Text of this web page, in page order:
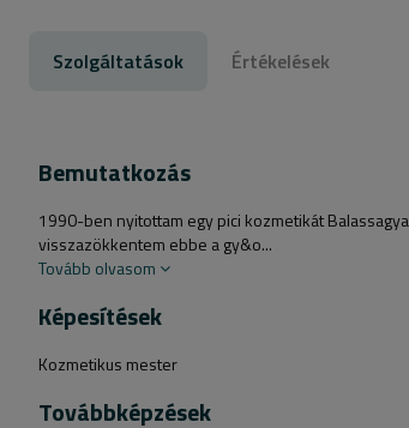
Szolgáltatások Értékelések
Bemutatkozás
1990-ben nyitottam egy pici kozmetikát
visszazökkentem ebbe a gy&o...
Tovább olvasom
Képesítések
Kozmetikus mester
Továbbképzések